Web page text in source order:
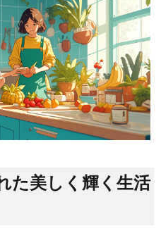
た美しく輝く生活